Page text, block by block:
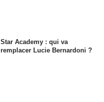
Star Academy : qui va
remplacer Lucie Bernardoni ?